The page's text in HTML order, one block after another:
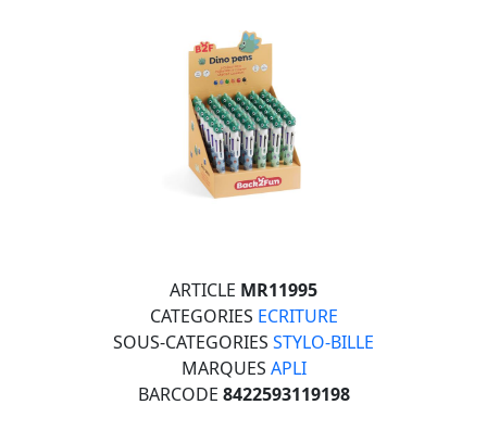
ARTICLE MR11995
CATEGORIES ECRITURE
SOUS-CATEGORIES STYLO-BILLE
MARQUES APLI
BARCODE 8422593119198